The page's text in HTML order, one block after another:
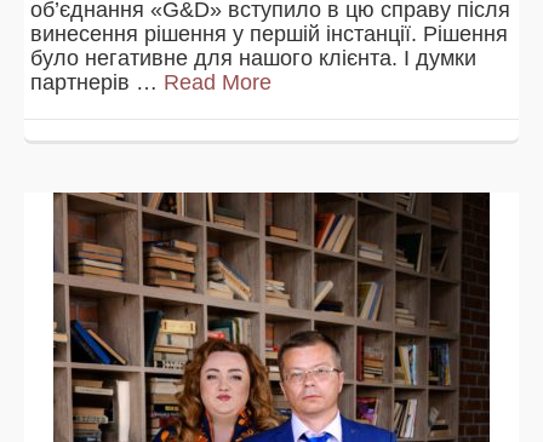
об’єднання «G&D» вступило в цю справу після
винесення рішення у першій інстанції. Рішення
було негативне для нашого клієнта. І думки
партнерів … Read More